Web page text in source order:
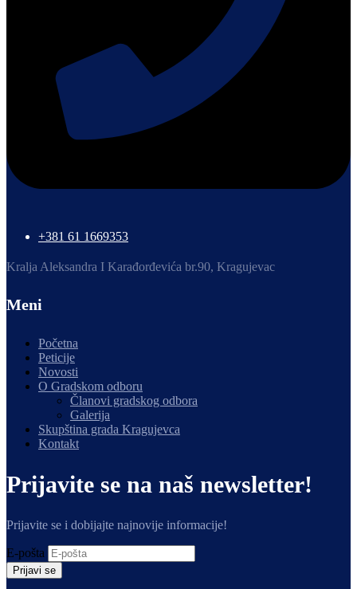
+381 61 1669353
Kralja Aleksandra I Karađorđevića br.90, Kragujevac
Meni
Početna
Peticije
Novosti
O Gradskom odboru
Članovi gradskog odbora
Galerija
Skupština grada Kragujevca
Kontakt
Prijavite se na naš newsletter!
Prijavite se i dobijajte najnovije informacije!
E-pošta
Prijavi se